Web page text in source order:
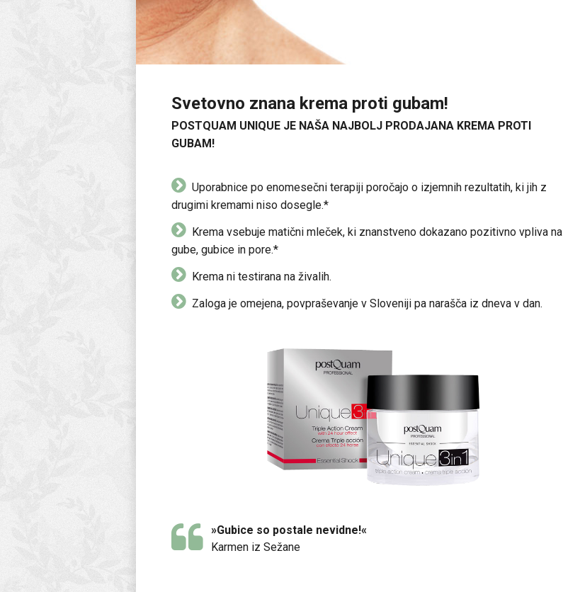
Svetovno znana krema proti gubam!
POSTQUAM UNIQUE JE NAŠA NAJBOLJ PRODAJANA KREMA PROTI
GUBAM!
Uporabnice po enomesečni terapiji poročajo o izjemnih rezultatih, ki jih z
drugimi kremami niso dosegle.*
Krema vsebuje matični mleček, ki znanstveno dokazano pozitivno vpliva na
gube, gubice in pore.*
Krema ni testirana na živalih.
Zaloga je omejena, povpraševanje v Sloveniji pa narašča iz dneva v dan.
»Gubice so postale nevidne!«
Karmen iz Sežane